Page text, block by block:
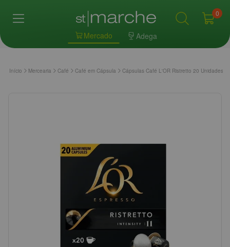
Mercado Adega
0
Início Mercearia Café Café em Cápsula Cápsulas Café L'OR Ristretto 20 Unidades